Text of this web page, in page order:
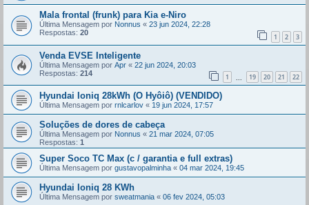
Mala frontal (frunk) para Kia e-Niro
Última Mensagem por Nonnus « 23 jun 2024, 22:28
Respostas: 20 1 2 3
Venda EVSE Inteligente
Última Mensagem por Apr « 22 jun 2024, 20:03
Respostas: 214 1 19 20 21 22
Hyundai Ioniq 28kWh (O Hyôiô) (VENDIDO)
Última Mensagem por rnlcarlov « 19 jun 2024, 17:57
Soluções de dores de cabeça
Última Mensagem por Nonnus « 21 mar 2024, 07:05
Respostas: 1
Super Soco TC Max (c / garantia e full extras)
Última Mensagem por gustavopalminha « 04 mar 2024, 19:45
Hyundai Ioniq 28 KWh
Última Mensagem por sweatmania « 06 fev 2024, 05:03